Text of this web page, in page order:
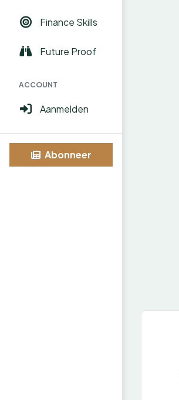
Finance Skills
Future Proof
ACCOUNT
Aanmelden
Abonneer